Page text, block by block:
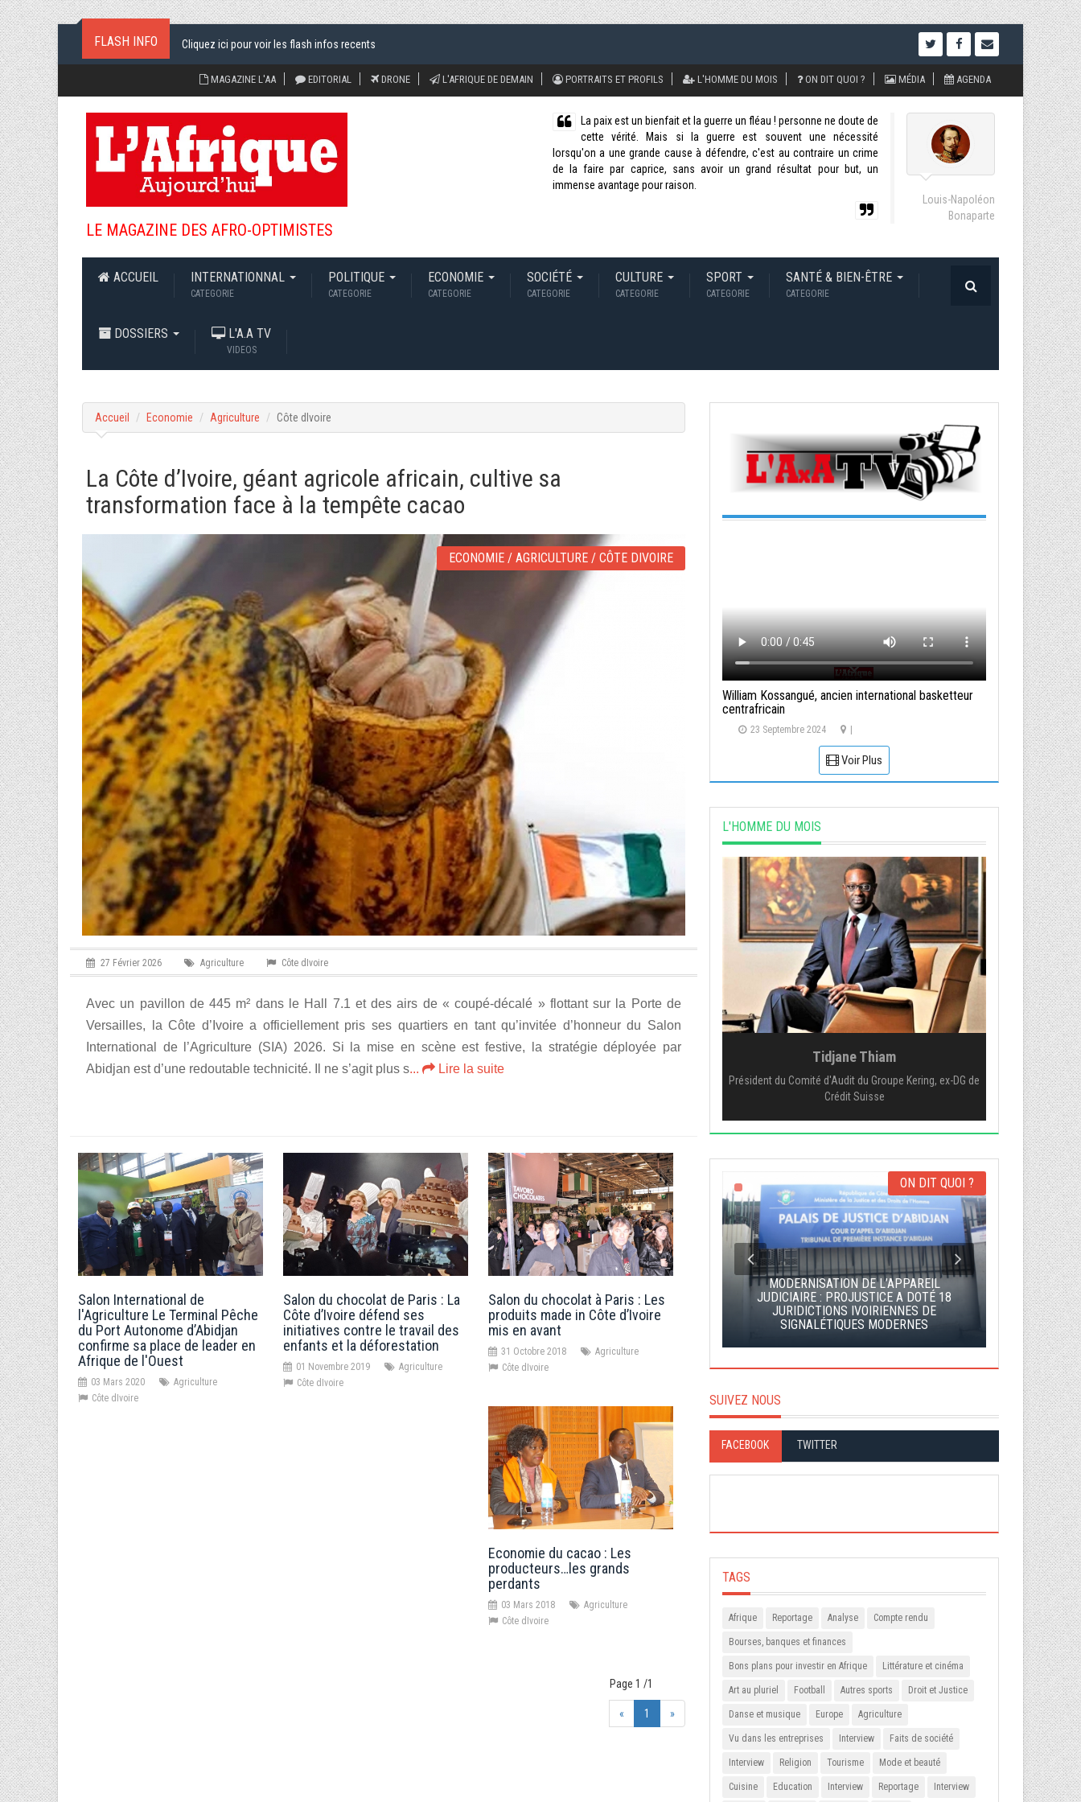
FLASH INFO Cliquez ici pour voir les flash infos recents
MAGAZINE L'AA EDITORIAL DRONE L'AFRIQUE DE DEMAIN PORTRAITS ET PROFILS L'HOMME DU MOIS ON DIT QUOI ? MÉDIA AGENDA
LE MAGAZINE DES AFRO-OPTIMISTES
La paix est un bienfait et la guerre un fléau ! personne ne doute de
cette vérité. Mais si la guerre est souvent une nécessité
lorsqu'on a une grande cause à défendre, c'est au contraire un crime
de la faire par caprice, sans avoir un grand résultat pour but, un
immense avantage pour raison.
Louis-Napoléon
Bonaparte
ACCUEIL INTERNATIONNAL
CATEGORIE
POLITIQUE
CATEGORIE
ECONOMIE
CATEGORIE
SOCIÉTÉ
CATEGORIE
CULTURE
CATEGORIE
SPORT
CATEGORIE
SANTÉ & BIEN-ÊTRE
CATEGORIE
DOSSIERS L'A.A TV
VIDEOS
Accueil Economie Agriculture Côte dIvoire
La Côte d’Ivoire, géant agricole africain, cultive sa
transformation face à la tempête cacao
ECONOMIE / AGRICULTURE / CÔTE DIVOIRE
27 Février 2026 Agriculture Côte dIvoire
Avec un pavillon de 445 m² dans le Hall 7.1 et des airs de « coupé-décalé » flottant sur la Porte de
Versailles, la Côte d’Ivoire a officiellement pris ses quartiers en tant qu’invitée d’honneur du Salon
International de l’Agriculture (SIA) 2026. Si la mise en scène est festive, la stratégie déployée par
Abidjan est d’une redoutable technicité. Il ne s’agit plus s... Lire la suite
Salon International de
l'Agriculture Le Terminal Pêche
du Port Autonome d’Abidjan
confirme sa place de leader en
Afrique de l'Ouest
03 Mars 2020
Agriculture
Côte dIvoire
Salon du chocolat de Paris : La
Côte d’Ivoire défend ses
initiatives contre le travail des
enfants et la déforestation
01 Novembre 2019
Agriculture
Côte dIvoire
Salon du chocolat à Paris : Les
produits made in Côte d’Ivoire
mis en avant
31 Octobre 2018
Agriculture
Côte dIvoire
Economie du cacao : Les
producteurs…les grands
perdants
03 Mars 2018
Agriculture
Côte dIvoire
Page 1 /1
« 1 »
William Kossangué, ancien international basketteur
centrafricain
23 Septembre 2024
Voir Plus
L'HOMME DU MOIS
Tidjane Thiam
Président du Comité d'Audit du Groupe Kering, ex-DG de
Crédit Suisse
ON DIT QUOI ?
LE MAGNIFIC ET KÔRÔ ABOU CRÉENT LES
''AWARDS DU RIRE''
MODERNISATION DE L’APPAREIL
JUDICIAIRE : PROJUSTICE A DOTÉ 18
JURIDICTIONS IVOIRIENNES DE
SIGNALÉTIQUES MODERNES
LE
SUIVEZ NOUS
FACEBOOK TWITTER
TAGS
Afrique Reportage Analyse Compte rendu
Bourses, banques et finances
Bons plans pour investir en Afrique Littérature et cinéma
Art au pluriel Football Autres sports Droit et Justice
Danse et musique Europe Agriculture
Vu dans les entreprises Interview Faits de société
Interview Religion Tourisme Mode et beauté
Cuisine Education Interview Reportage Interview